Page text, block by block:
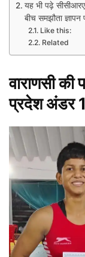
यह भी पढ़े
बीच समझौता
Like this:
Related
वाराणसी
प्रदेश अंडर